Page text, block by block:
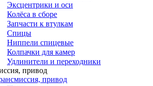
Эксцентрики и оси
Колёса в сборе
Запчасти к втулкам
Спицы
Ниппели спицевые
Колпачки для камер
Удлинители и переходники
привод
привод